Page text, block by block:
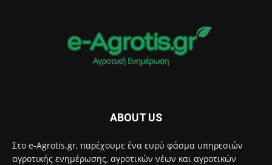
ABOUT US
Στο e-Agrotis.gr, παρέχουμε ένα ευρύ φάσμα υπηρεσιών
αγροτικής ενημέρωσης, αγροτικών νέων και αγροτικών